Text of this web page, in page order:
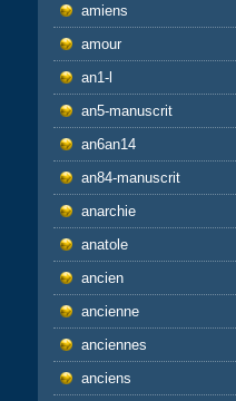
amiens
amour
an1-l
an5-manuscrit
an6an14
an84-manuscrit
anarchie
anatole
ancien
ancienne
anciennes
anciens